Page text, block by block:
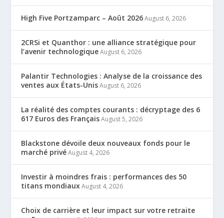
High Five Portzamparc – Août 2026 August 6, 2026
2CRSi et Quanthor : une alliance stratégique pour
l’avenir technologique August 6, 2026
Palantir Technologies : Analyse de la croissance des
ventes aux États-Unis August 6, 2026
La réalité des comptes courants : décryptage des 6
617 Euros des Français August 5, 2026
Blackstone dévoile deux nouveaux fonds pour le
marché privé August 4, 2026
Investir à moindres frais : performances des 50
titans mondiaux August 4, 2026
Choix de carrière et leur impact sur votre retraite